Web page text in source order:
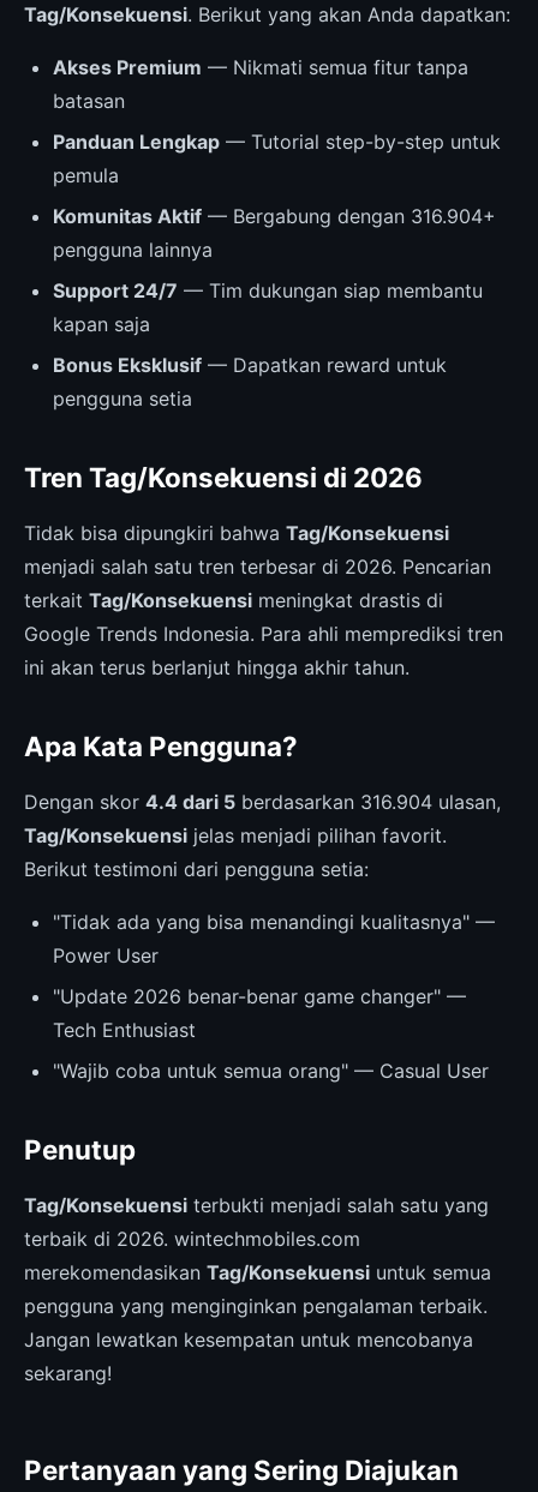
Tag/Konsekuensi. Berikut yang akan Anda dapatkan:
Akses Premium — Nikmati semua fitur tanpa
batasan
Panduan Lengkap — Tutorial step-by-step untuk
pemula
Komunitas Aktif — Bergabung dengan 316.904+
pengguna lainnya
Support 24/7 — Tim dukungan siap membantu
kapan saja
Bonus Eksklusif — Dapatkan reward untuk
pengguna setia
Tren Tag/Konsekuensi di 2026
Tidak bisa dipungkiri bahwa Tag/Konsekuensi
menjadi salah satu tren terbesar di 2026. Pencarian
terkait Tag/Konsekuensi meningkat drastis di
Google Trends Indonesia. Para ahli memprediksi tren
ini akan terus berlanjut hingga akhir tahun.
Apa Kata Pengguna?
Dengan skor 4.4 dari 5 berdasarkan 316.904 ulasan,
Tag/Konsekuensi jelas menjadi pilihan favorit.
Berikut testimoni dari pengguna setia:
"Tidak ada yang bisa menandingi kualitasnya" —
Power User
"Update 2026 benar-benar game changer" —
Tech Enthusiast
"Wajib coba untuk semua orang" — Casual User
Penutup
Tag/Konsekuensi terbukti menjadi salah satu yang
terbaik di 2026. wintechmobiles.com
merekomendasikan Tag/Konsekuensi untuk semua
pengguna yang menginginkan pengalaman terbaik.
Jangan lewatkan kesempatan untuk mencobanya
sekarang!
Pertanyaan yang Sering Diajukan